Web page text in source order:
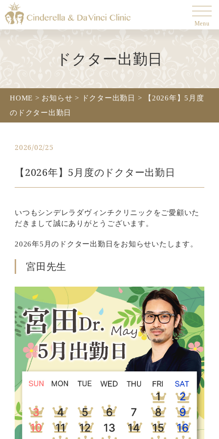
Menu
ドクター出勤日
HOME > お知らせ > ドクター出勤日 >
【2026年】5月度
のドクター出勤日
2026/02/25
【2026年】5月度のドクター出勤日
いつもシンデレラダヴィンチクリニックをご愛顧いた
だきまして誠にありがとうございます。
2026年5月のドクター出勤日をお知らせいたします。
宮田先生